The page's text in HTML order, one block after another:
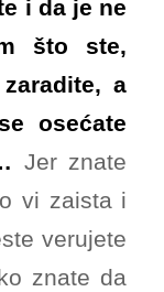
i da je ne
što ste,
a
osećate
Jer znate
vi zaista i
verujete
znate da